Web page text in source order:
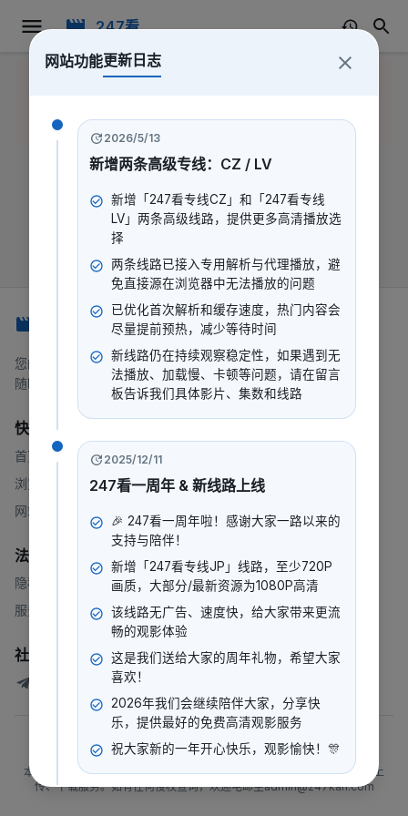
247看
该影片可能已被去重名系统移
上一页。
您的一站式流媒体平台，提供电影、电视剧、动漫等内容。
随时随地，想看就看。
快速链接
首页
浏览
网站地图
法律
隐私政策
服务条款
社群
247看测试讨论群
©2026 247看.版权所有
本站所有内容均来自互联网分享站点所提供的公开引用资源，未提供资源上
传、下载服务。如有任何侵权查询，欢迎电邮至admin@247kan.com
网站功能更新日志
2026/5/13
新增两条高级专线：CZ / LV
新增「247看专线CZ」和「247看专线
LV」两条高级线路，提供更多高清播放选
择
两条线路已接入专用解析与代理播放，避
免直接源在浏览器中无法播放的问题
已优化首次解析和缓存速度，热门内容会
尽量提前预热，减少等待时间
新线路仍在持续观察稳定性，如果遇到无
法播放、加载慢、卡顿等问题，请在留言
板告诉我们具体影片、集数和线路
2025/12/11
247看一周年 & 新线路上线
🎉 247看一周年啦！感谢大家一路以来的
支持与陪伴！
新增「247看专线JP」线路，至少720P
画质，大部分/最新资源为1080P高清
该线路无广告、速度快，给大家带来更流
畅的观影体验
这是我们送给大家的周年礼物，希望大家
喜欢！
2026年我们会继续陪伴大家，分享快
乐，提供最好的免费高清观影服务
祝大家新的一年开心快乐，观影愉快！🎊